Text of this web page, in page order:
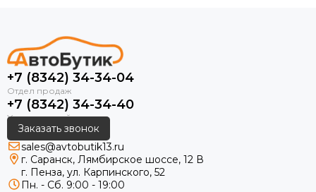
+7 (8342) 34-34-04
+7 (8342) 34-34-40
Заказать звонок
sales@avtobutik13.ru
г. Саранск, Лямбирское шоссе, 12 В
г. Пенза, ул. Карпинского, 52
Пн. - Сб. 9:00 - 19:00